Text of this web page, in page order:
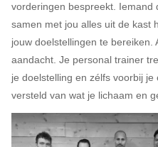
vorderingen bespreekt. Iemand
samen met jou alles uit de kast
jouw doelstellingen te bereiken.
aandacht. Je personal trainer
je doelstelling en zélfs voorbij
versteld van wat je lichaam en